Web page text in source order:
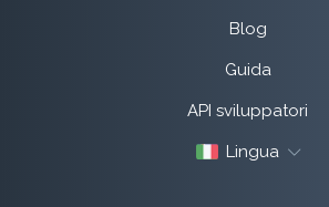
Blog
Guida
API sviluppatori
Lingua